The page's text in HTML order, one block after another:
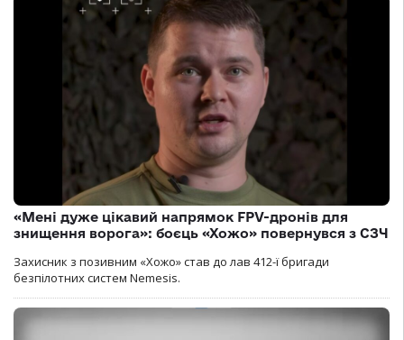
«Мені дуже цікавий напрямок FPV-дронів для
знищення ворога»: боєць «Хожо» повернувся з СЗЧ
Захисник з позивним «Хожо» став до лав 412-ї бригади
безпілотних систем Nemesis.